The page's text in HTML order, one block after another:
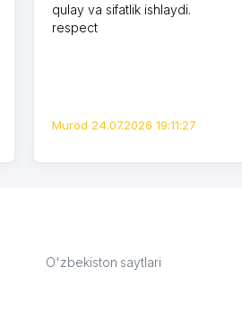
qulay va sifatlik ishlaydi.
respect
Murod 24.07.2026 19:11:27
O'zbekiston saytlari